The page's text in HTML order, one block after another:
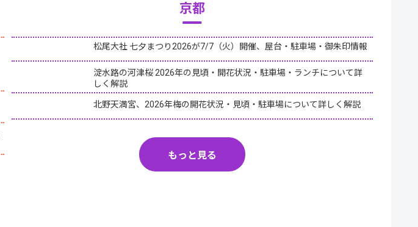
京都
松尾大社 七夕まつり2026が7/7（火）開催、屋台・駐車場・御朱印情報
淀水路の河津桜 2026年の見頃・開花状況・駐車場・ランチについて詳
しく解説
北野天満宮、2026年梅の開花状況・見頃・駐車場について詳しく解説
もっと見る